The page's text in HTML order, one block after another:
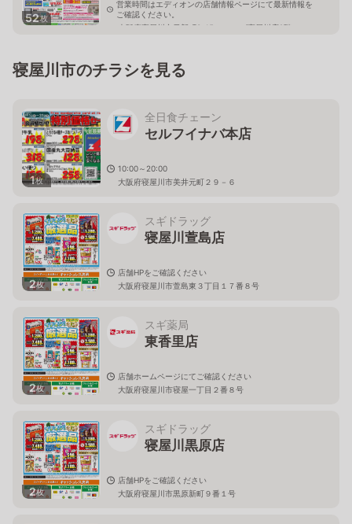
52枚
営業時間はエディオンの店舗情報ページにて最新情報を
ご確認ください。
大阪府寝屋川市日新町3-15 ホームズ寝屋川店2階
寝屋川市のチラシを見る
1枚
全日食チェーン
セルフイナバ本店
10:00～20:00
大阪府寝屋川市美井元町２９－６
2枚
スギドラッグ
寝屋川萱島店
店舗HPをご確認ください
大阪府寝屋川市萱島東３丁目１７番８号
2枚
スギ薬局
東香里店
店舗ホームページにてご確認ください
大阪府寝屋川市寝屋一丁目２番８号
2枚
スギドラッグ
寝屋川黒原店
店舗HPをご確認ください
大阪府寝屋川市黒原新町９番１号